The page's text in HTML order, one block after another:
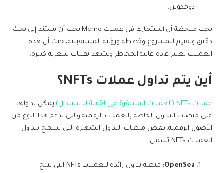
دوجكوين.
يجب ملاحظة أن استثمارك في عملات Meme يجب أن يستند إلى بحث
دقيق وتقييم للمشروع وخططه ورؤيته المستقبلية، حيث أن هذه
العملات تعتبر عادة عالية المخاطر وتشهد تقلبات سعرية كبيرة.
أين يتم تداول عملات NFTs؟
عملات NFTs (العملات المشفرة غير القابلة للاستبدال)
يمكن تداولها
على منصات التداول الخاصة بالعملات الرقمية والتي تدعم هذا النوع من
الأصول الرقمية. بعض منصات التداول الشهيرة التي تسمح بتداول
العملات NFTs تشمل:
OpenSea:
منصة تداول رائدة للعملات NFTs التي تتيح